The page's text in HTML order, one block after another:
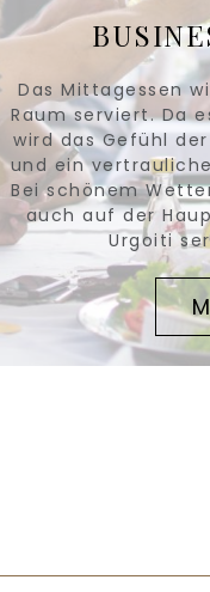
Das Mittagessen
Raum serviert. Da
wird das Gefühl
und ein
Bei schönem
auch auf der
Urgoiti